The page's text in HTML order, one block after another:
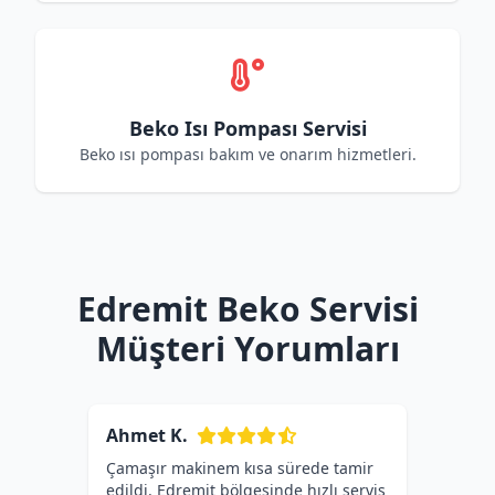
Beko Isı Pompası Servisi
Beko ısı pompası bakım ve onarım hizmetleri.
Edremit Beko Servisi
Müşteri Yorumları
Ahmet K.
Çamaşır makinem kısa sürede tamir
edildi. Edremit bölgesinde hızlı servis